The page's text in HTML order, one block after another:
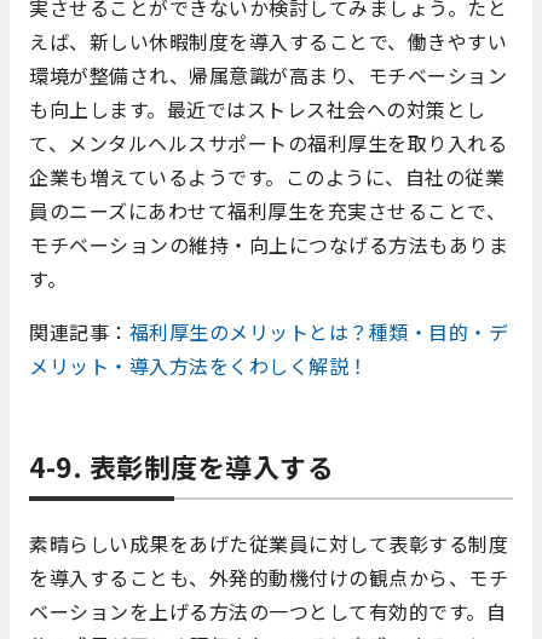
実させることができないか検討してみましょう。たと
えば、新しい休暇制度を導入することで、働きやすい
環境が整備され、帰属意識が高まり、モチベーション
も向上します。最近ではストレス社会への対策とし
て、メンタルヘルスサポートの福利厚生を取り入れる
企業も増えているようです。このように、自社の従業
員のニーズにあわせて福利厚生を充実させることで、
モチベーションの維持・向上につなげる方法もありま
す。
関連記事： 福利厚生のメリットとは？種類・目的・デ
メリット・導入方法をくわしく解説！
4-9. 表彰制度を導入する
素晴らしい成果をあげた従業員に対して表彰する制度
を導入することも、外発的動機付けの観点から、モチ
ベーションを上げる方法の一つとして有効的です。自